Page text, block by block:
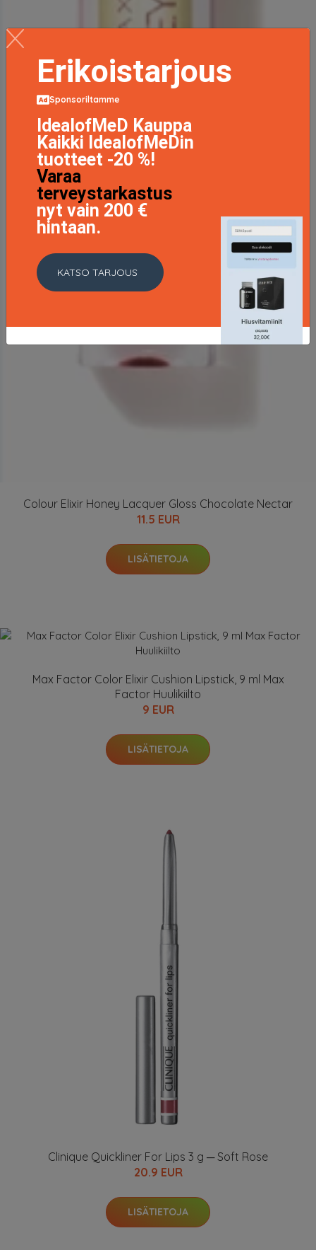
Colour Elixir Honey Lacquer Gloss Chocolate Nectar
11.5 EUR
LISÄTIETOJA
Max Factor Color Elixir Cushion Lipstick, 9 ml Max
Factor Huulikiilto
9 EUR
LISÄTIETOJA
Clinique Quickliner For Lips 3 g ─ Soft Rose
20.9 EUR
LISÄTIETOJA
Erikoistarjous
Sponsoriltamme
IdealofMeD Kauppa
Kaikki IdealofMeDin
tuotteet -20 %!
Varaa
terveystarkastus
nyt vain 200 €
hintaan.
KATSO TARJOUS